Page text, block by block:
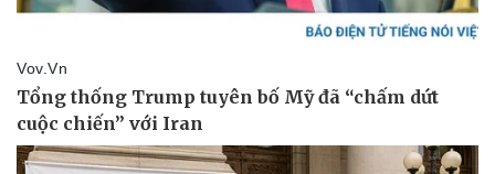
Tư vấn luật
Phân tích